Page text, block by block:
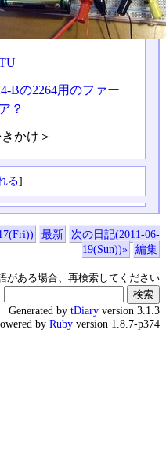
Bの2264用のファー
？
きかけ＞
る]
最新
次の日記(2011-06-
19(Sun))»
編集
がある場合、再検索してください
Generated by tDiary version 3.1.3
by Ruby version 1.8.7-p374